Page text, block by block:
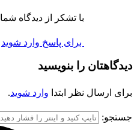
با تشکر از دیدگاه شما
برای پاسخ وارد شوید
دیدگاهتان را بنویسید
برای ارسال نظر ابتدا وارد شوید.
جستجو: